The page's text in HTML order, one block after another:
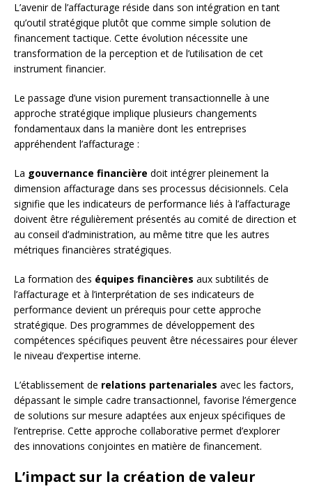
L’avenir de l’affacturage réside dans son intégration en tant
qu’outil stratégique plutôt que comme simple solution de
financement tactique. Cette évolution nécessite une
transformation de la perception et de l’utilisation de cet
instrument financier.
Le passage d’une vision purement transactionnelle à une
approche stratégique implique plusieurs changements
fondamentaux dans la manière dont les entreprises
appréhendent l’affacturage :
La gouvernance financière doit intégrer pleinement la
dimension affacturage dans ses processus décisionnels. Cela
signifie que les indicateurs de performance liés à l’affacturage
doivent être régulièrement présentés au comité de direction et
au conseil d’administration, au même titre que les autres
métriques financières stratégiques.
La formation des équipes financières aux subtilités de
l’affacturage et à l’interprétation de ses indicateurs de
performance devient un prérequis pour cette approche
stratégique. Des programmes de développement des
compétences spécifiques peuvent être nécessaires pour élever
le niveau d’expertise interne.
L’établissement de relations partenariales avec les factors,
dépassant le simple cadre transactionnel, favorise l’émergence
de solutions sur mesure adaptées aux enjeux spécifiques de
l’entreprise. Cette approche collaborative permet d’explorer
des innovations conjointes en matière de financement.
L’impact sur la création de valeur